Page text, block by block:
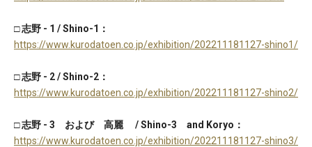
□ 志野 - 1 / Shino-1：
https://www.kurodatoen.co.jp/exhibition/202211181127-shino1/
□ 志野 - 2 / Shino-2：
https://www.kurodatoen.co.jp/exhibition/202211181127-shino2/
□ 志野 - 3 および 高麗 / Shino-3 and Koryo：
https://www.kurodatoen.co.jp/exhibition/202211181127-shino3/